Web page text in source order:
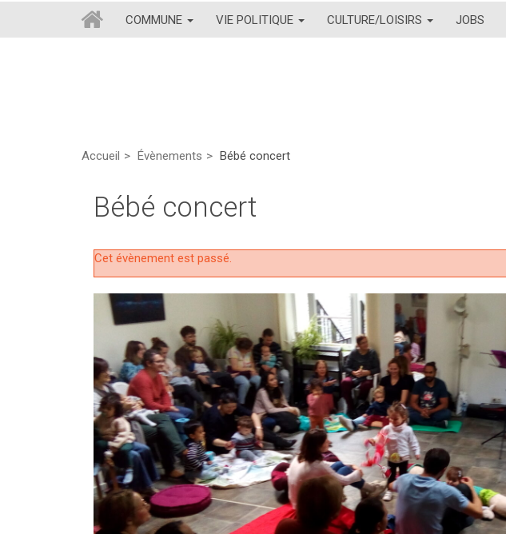
COMMUNE VIE POLITIQUE CULTURE/LOISIRS JOBS
Accueil Évènements Bébé concert
Bébé concert
Cet évènement est passé.